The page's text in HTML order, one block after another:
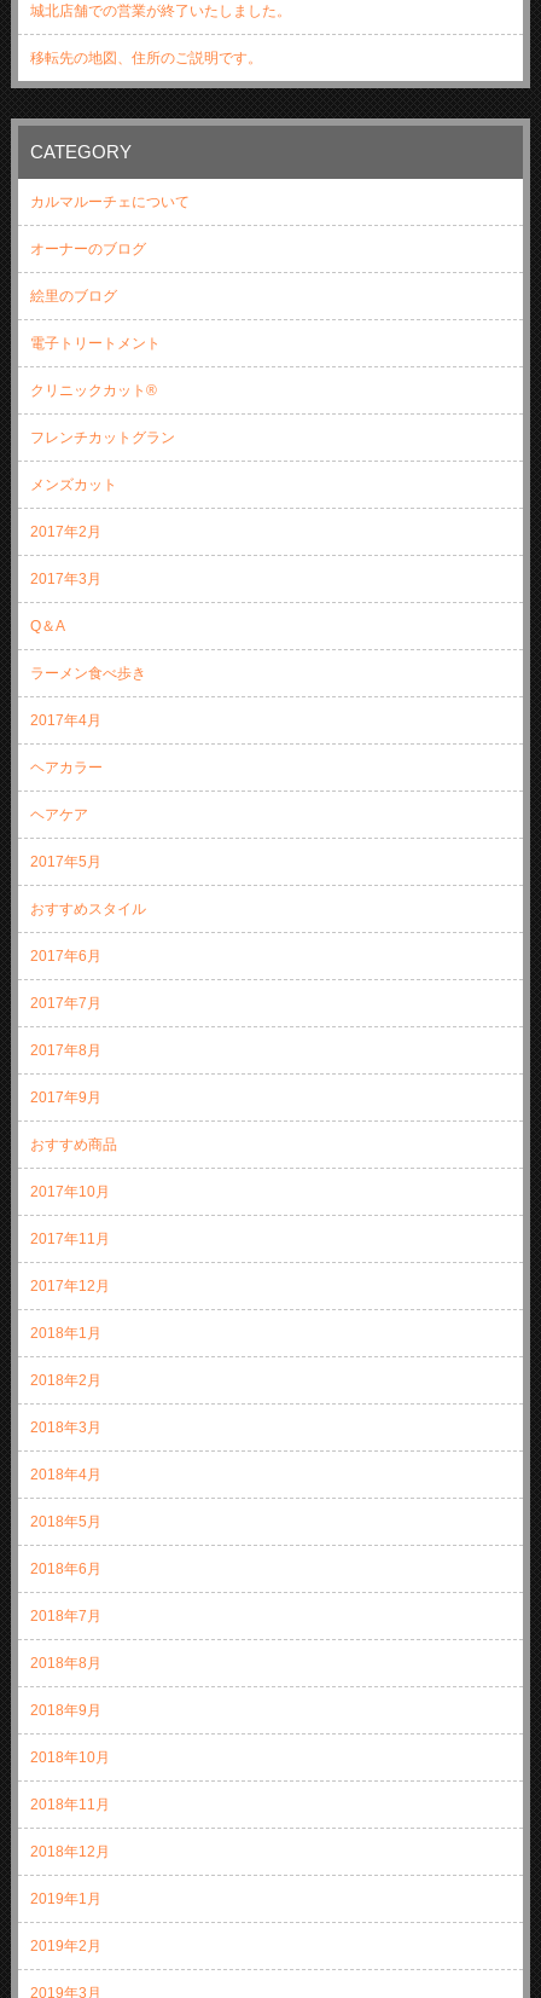
城北店舗での営業が終了いたしました。
移転先の地図、住所のご説明です。
CATEGORY
カルマルーチェについて
オーナーのブログ
絵里のブログ
電子トリートメント
クリニックカット®
フレンチカットグラン
メンズカット
2017年2月
2017年3月
Q＆A
ラーメン食べ歩き
2017年4月
ヘアカラー
ヘアケア
2017年5月
おすすめスタイル
2017年6月
2017年7月
2017年8月
2017年9月
おすすめ商品
2017年10月
2017年11月
2017年12月
2018年1月
2018年2月
2018年3月
2018年4月
2018年5月
2018年6月
2018年7月
2018年8月
2018年9月
2018年10月
2018年11月
2018年12月
2019年1月
2019年2月
2019年3月